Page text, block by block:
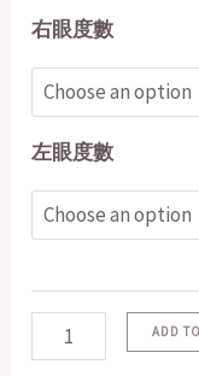
右眼度數
左眼度數
ADD